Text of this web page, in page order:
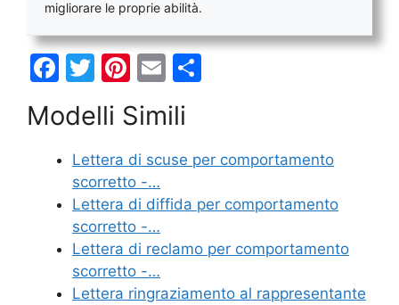
migliorare le proprie abilità.
F
c
e
b
o
o
k
T
itt
er
Pi
er
e
st
E
ai
l
di
di
Modelli Simili
Lettera di scuse per comportamento
scorretto -…
Lettera di diffida per comportamento
scorretto -…
Lettera di reclamo per comportamento
scorretto -…
Lettera ringraziamento al rappresentante